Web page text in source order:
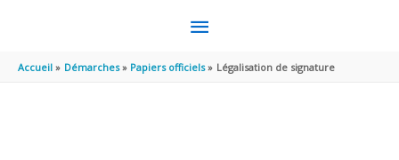
MENU
PRINCIPAL
Accueil Démarches Papiers officiels Légalisation de signature